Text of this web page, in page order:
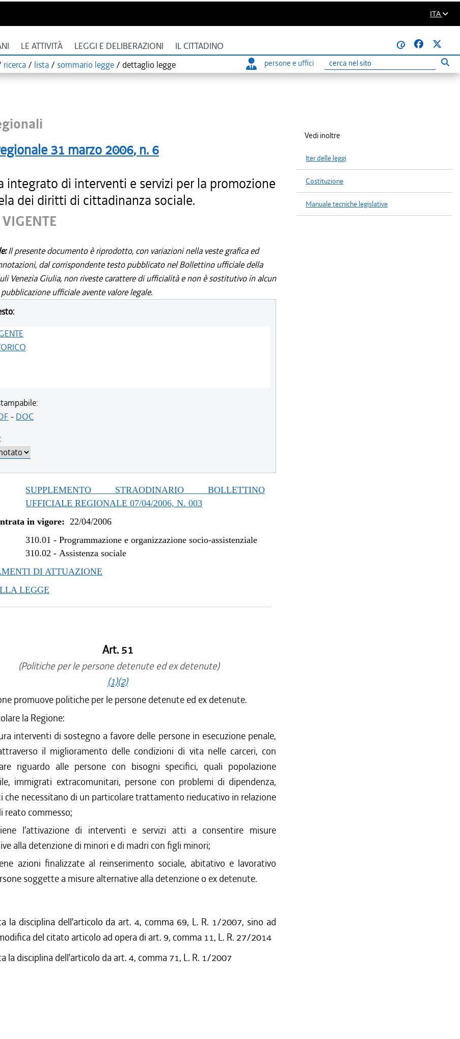
ITA
LE ATTIVITÀ LEGGI E DELIBERAZIONI IL CITTADINO
@
ricerca / lista / sommario legge / dettaglio legge persone e uffici
Ricerca
31 marzo 2006, n. 6
integrato di interventi e servizi per la promozione
dei diritti di cittadinanza sociale.
Il presente documento è riprodotto, con variazioni nella veste grafica ed
dal corrispondente testo pubblicato nel Bollettino ufficiale della
Venezia Giulia, non riveste carattere di ufficialità e non è sostitutivo in alcun
ufficiale avente valore legale.
- DOC
SUPPLEMENTO STRAODINARIO BOLLETTINO
UFFICIALE REGIONALE 07/04/2006, N. 003
in vigore: 22/04/2006
310.01 -Programmazione e organizzazione socio-assistenziale
310.02 -Assistenza sociale
DI ATTUAZIONE
LEGGE
Art. 51
(Politiche per le persone detenute ed ex detenute)
(1)(2)
promuove politiche per le persone detenute ed ex detenute.
la Regione:
interventi di sostegno a favore delle persone in esecuzione penale,
il miglioramento delle condizioni di vita nelle carceri, con
riguardo alle persone con bisogni specifici, quali popolazione
immigrati extracomunitari, persone con problemi di dipendenza,
che necessitano di un particolare trattamento rieducativo in relazione
reato commesso;
l'attivazione di interventi e servizi atti a consentire misure
alla detenzione di minori e di madri con figli minori;
azioni finalizzate al reinserimento sociale, abitativo e lavorativo
soggette a misure alternative alla detenzione o ex detenute.
la disciplina dell'articolo da art. 4, comma 69, L. R. 1/2007, sino ad
del citato articolo ad opera di art. 9, comma 11, L. R. 27/2014
la disciplina dell'articolo da art. 4, comma 71, L. R. 1/2007
Vedi inoltre
Iter delle leggi
Costituzione
Manuale tecniche legislative